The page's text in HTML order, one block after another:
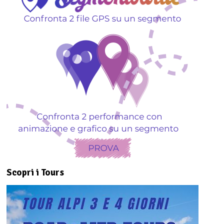
Scopri i Tours